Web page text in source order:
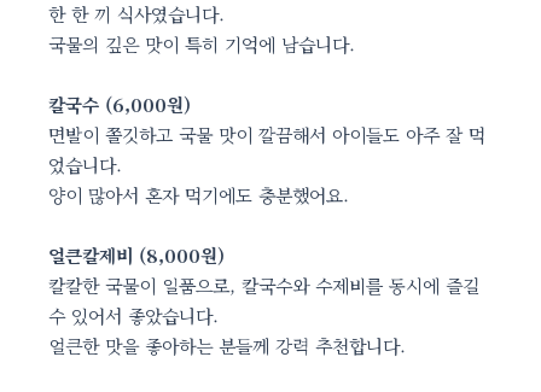
한 한 끼 식사였습니다.
국물의 깊은 맛이 특히 기억에 남습니다.
칼국수 (6,000원)
면발이 쫄깃하고 국물 맛이 깔끔해서 아이들도 아주 잘 먹
었습니다.
양이 많아서 혼자 먹기에도 충분했어요.
얼큰칼제비 (8,000원)
칼칼한 국물이 일품으로, 칼국수와 수제비를 동시에 즐길
수 있어서 좋았습니다.
얼큰한 맛을 좋아하는 분들께 강력 추천합니다.